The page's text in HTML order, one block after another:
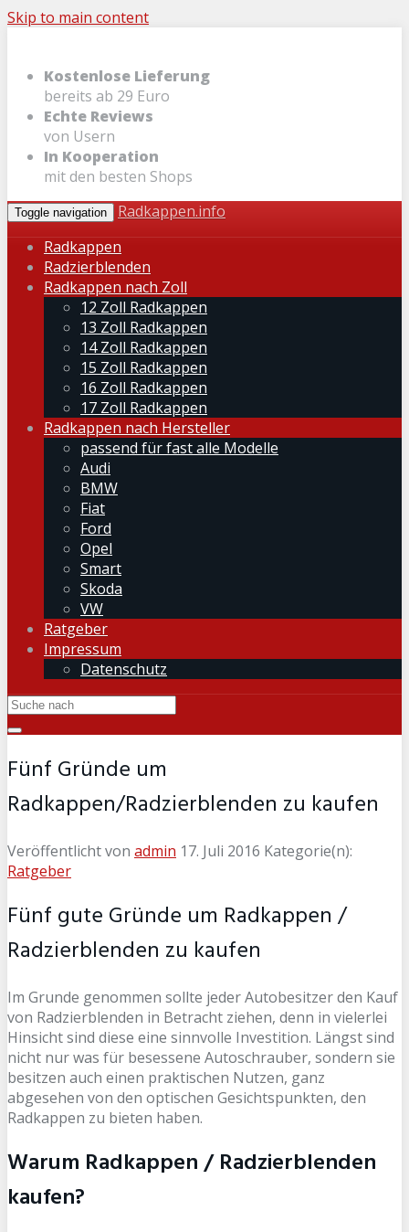
Skip to main content
Kostenlose Lieferung
bereits ab 29 Euro
Echte Reviews
von Usern
In Kooperation
mit den besten Shops
Toggle navigation
Radkappen.info
Radkappen
Radzierblenden
Radkappen nach Zoll
12 Zoll Radkappen
13 Zoll Radkappen
14 Zoll Radkappen
15 Zoll Radkappen
16 Zoll Radkappen
17 Zoll Radkappen
Radkappen nach Hersteller
passend für fast alle Modelle
Audi
BMW
Fiat
Ford
Opel
Smart
Skoda
VW
Ratgeber
Impressum
Datenschutz
Fünf Gründe um
Radkappen/Radzierblenden zu kaufen
Veröffentlicht von admin 17. Juli 2016 Kategorie(n):
Ratgeber
Fünf gute Gründe um Radkappen /
Radzierblenden zu kaufen
Im Grunde genommen sollte jeder Autobesitzer den Kauf
von Radzierblenden in Betracht ziehen, denn in vielerlei
Hinsicht sind diese eine sinnvolle Investition. Längst sind
nicht nur was für besessene Autoschrauber, sondern sie
besitzen auch einen praktischen Nutzen, ganz
abgesehen von den optischen Gesichtspunkten, den
Radkappen zu bieten haben.
Warum Radkappen / Radzierblenden
kaufen?